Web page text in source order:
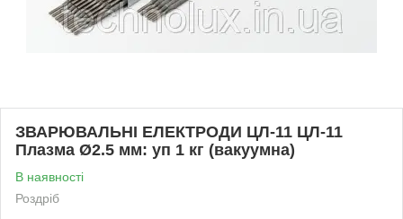
ЗВАРЮВАЛЬНІ ЕЛЕКТРОДИ ЦЛ-11 ЦЛ-11
Плазма Ø2.5 мм: уп 1 кг (вакуумна)
В наявності
Роздріб